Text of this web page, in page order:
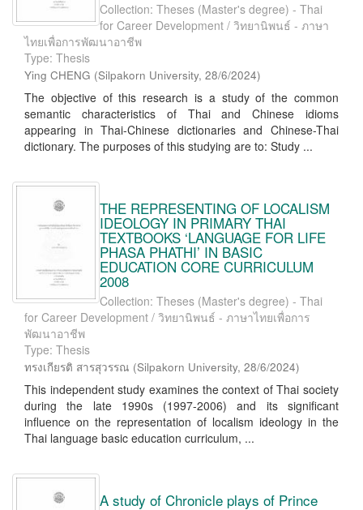
Collection: Theses (Master's degree) - Thai
for Career Development / วิทยานิพนธ์ - ภาษา
ไทยเพื่อการพัฒนาอาชีพ
Type: Thesis
Ying CHENG (Silpakorn University, 28/6/2024)
The objective of this research is a study of the common
semantic characteristics of Thai and Chinese idioms
appearing in Thai-Chinese dictionaries and Chinese-Thai
dictionary. The purposes of this studying are to: Study ...
THE REPRESENTING OF LOCALISM
IDEOLOGY IN PRIMARY THAI
TEXTBOOKS ‘LANGUAGE FOR LIFE
PHASA PHATHI’ IN BASIC
EDUCATION CORE CURRICULUM
2008
Collection: Theses (Master's degree) - Thai
for Career Development / วิทยานิพนธ์ - ภาษาไทยเพื่อการ
พัฒนาอาชีพ
Type: Thesis
ทรงเกียรติ สารสุวรรณ (Silpakorn University, 28/6/2024)
This independent study examines the context of Thai society
during the late 1990s (1997-2006) and its significant
influence on the representation of localism ideology in the
Thai language basic education curriculum, ...
A study of Chronicle plays of Prince